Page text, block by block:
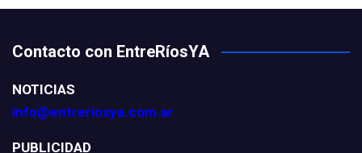
Contacto con EntreRíosYA
NOTICIAS
info@entreriosya.com.ar
PUBLICIDAD